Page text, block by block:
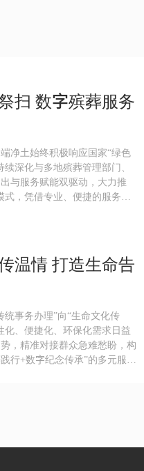
扫 数字殡葬服务
净土始终积极响应国家“绿色
深化与多地殡葬管理部门、
与服务赋能双驱动，大力推
式，凭借专业、便捷的服务获
温情 打造生命告
事务办理”向“生命文化传
化、便捷化、环保化需求日益
，精准对接群众急难愁盼，构
行+数字纪念传承”的多元服务